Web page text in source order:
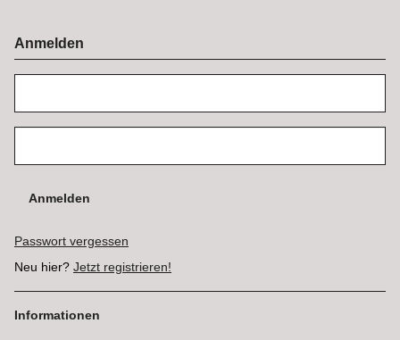
Anmelden
Anmelden
Passwort vergessen
Neu hier? Jetzt registrieren!
Informationen